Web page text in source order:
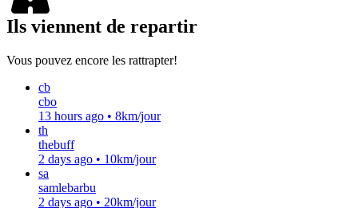
Ils viennent de repartir
Vous pouvez encore les rattrapter!
cb
cbo
13 hours ago • 8km/jour
th
thebuff
2 days ago • 10km/jour
sa
samlebarbu
2 days ago • 20km/jour